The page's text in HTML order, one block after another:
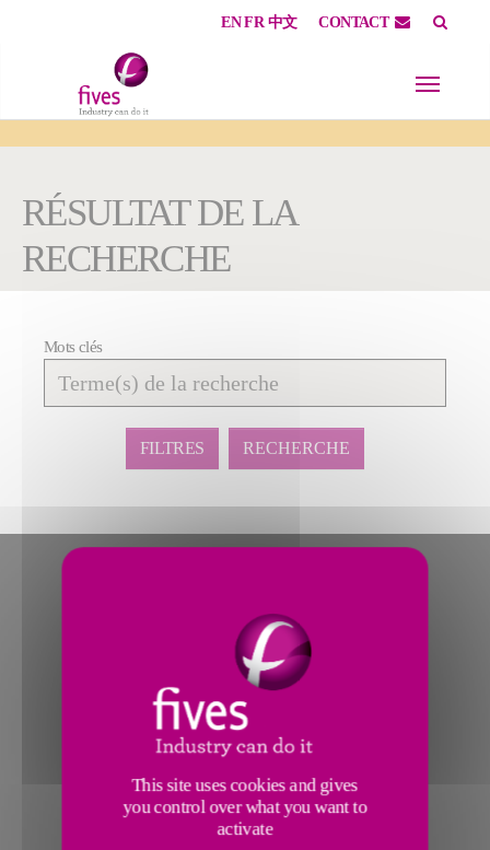
EN FR 中文 CONTACT
RÉSULTAT DE LA
RECHERCHE
Affiner
la
recherche
Mots clés
FILTRES RECHERCHE
This site uses cookies and gives
you control over what you want to
activate